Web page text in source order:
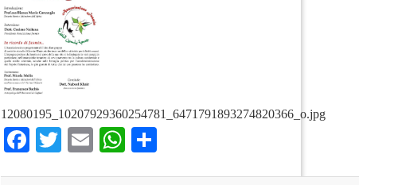
12080195_10207929360254781_6471791893274820366_o.jpg
Facebook
TwitterEmailWhatsApp